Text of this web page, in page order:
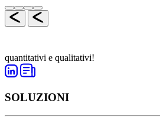
quantitativi e qualitativi!
SOLUZIONI